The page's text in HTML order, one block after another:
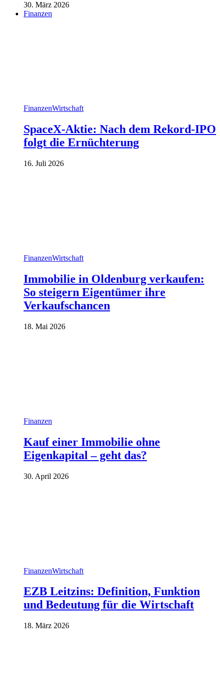
30. März 2026
Finanzen
FinanzenWirtschaft
SpaceX-Aktie: Nach dem Rekord-IPO
folgt die Ernüchterung
16. Juli 2026
FinanzenWirtschaft
Immobilie in Oldenburg verkaufen:
So steigern Eigentümer ihre
Verkaufschancen
18. Mai 2026
Finanzen
Kauf einer Immobilie ohne
Eigenkapital – geht das?
30. April 2026
FinanzenWirtschaft
EZB Leitzins: Definition, Funktion
und Bedeutung für die Wirtschaft
18. März 2026